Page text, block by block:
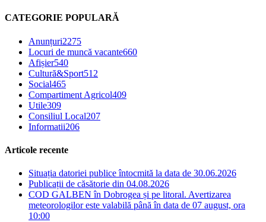
CATEGORIE POPULARĂ
Anunțuri2275
Locuri de muncă vacante660
Afișier540
Cultură&Sport512
Social465
Compartiment Agricol409
Utile309
Consiliul Local207
Informatii206
Articole recente
Situația datoriei publice întocmită la data de 30.06.2026
Publicații de căsătorie din 04.08.2026
COD GALBEN în Dobrogea și pe litoral. Avertizarea
meteorologilor este valabilă până în data de 07 august, ora
10:00